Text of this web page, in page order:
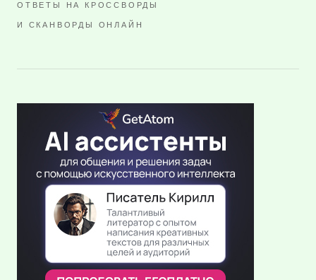
ОТВЕТЫ НА КРОССВОРДЫ
И СКАНВОРДЫ ОНЛАЙН